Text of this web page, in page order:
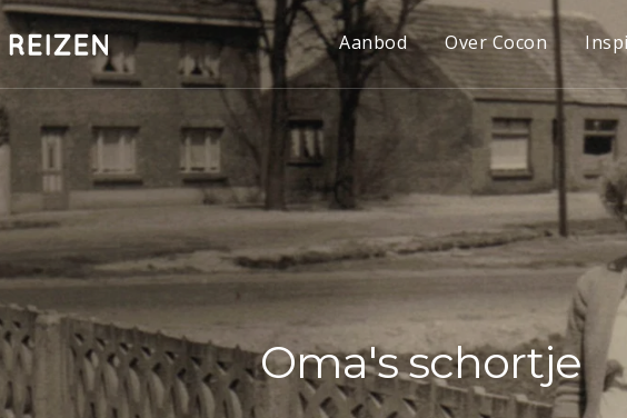
Aanbod Over Cocon
Oma's schortje